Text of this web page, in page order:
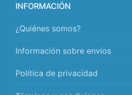
INFORMACIÓN
¿Quiénes somos?
Información sobre envíos
Política de privacidad